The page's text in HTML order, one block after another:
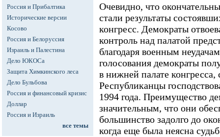
Россия и Прибалтика
Исторические версии
Косово
Россия и Белоруссия
Израиль и Палестина
Дело ЮКОСа
Защита Химкинского леса
Дело Бульбова
Россия и финансовый кризис
Доллар
Россия и Израиль
все темы
Очевидно, что
стали результаты
конгресс. Демократы
контроль над палатой
благодаря военным
голосования демократы
в нижней палате конгресса,
Республиканцы
1994 года. Преимущество
значительным, что они
большинство задолго до
когда еще была неясна